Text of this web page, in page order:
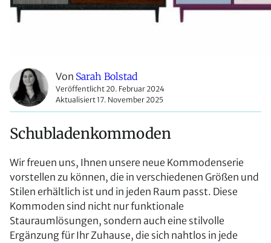
Von Sarah Bolstad
Veröffentlicht 20. Februar 2024
Aktualisiert 17. November 2025
Schubladenkommoden
Wir freuen uns, Ihnen unsere neue Kommodenserie
vorstellen zu können, die in verschiedenen Größen und
Stilen erhältlich ist und in jeden Raum passt. Diese
Kommoden sind nicht nur funktionale
Stauraumlösungen, sondern auch eine stilvolle
Ergänzung für Ihr Zuhause, die sich nahtlos in jede